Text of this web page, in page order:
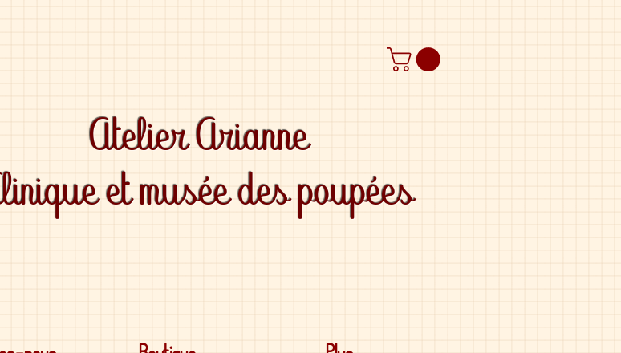
Atelier Arianne
et musée des poupées